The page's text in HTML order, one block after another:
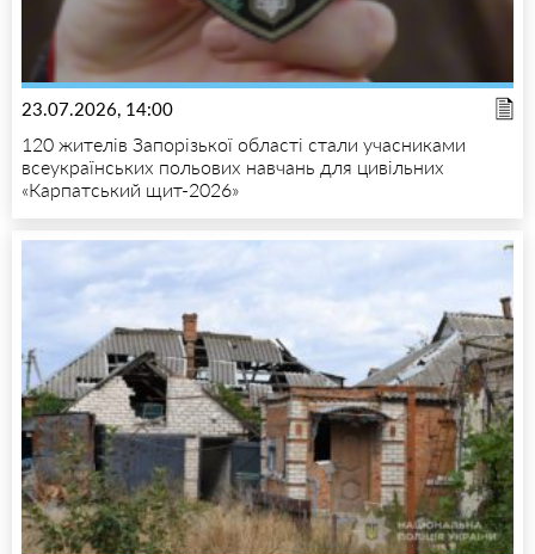
23.07.2026, 14:00
120 жителів Запорізької області стали учасниками
всеукраїнських польових навчань для цивільних
«Карпатський щит-2026»